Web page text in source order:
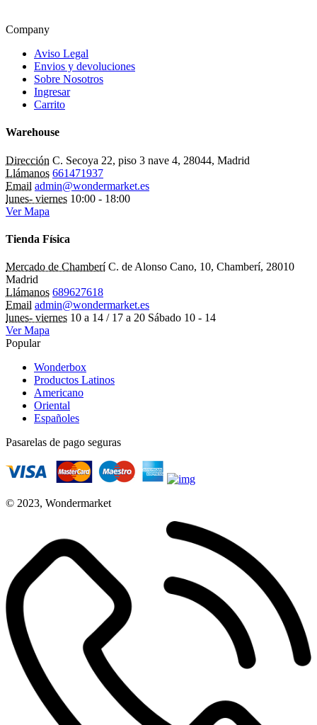
Company
Aviso Legal
Envios y devoluciones
Sobre Nosotros
Ingresar
Carrito
Warehouse
Dirección C. Secoya 22, piso 3 nave 4, 28044, Madrid
Llámanos 661471937
Email admin@wondermarket.es
lunes- viernes 10:00 - 18:00
Ver Mapa
Tienda Física
Mercado de Chamberí C. de Alonso Cano, 10, Chamberí, 28010
Madrid
Llámanos 689627618
Email admin@wondermarket.es
lunes- viernes 10 a 14 / 17 a 20 Sábado 10 - 14
Ver Mapa
Popular
Wonderbox
Productos Latinos
Americano
Oriental
Españoles
Pasarelas de pago seguras
© 2023, Wondermarket